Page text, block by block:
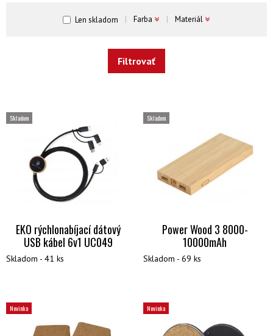
Len skladom Farba Materiál
Skladom
EKO rýchlonabíjací dátový
USB kábel 6v1 UC049
Skladom - 41 ks
Skladom
Power Wood 3 8000-
10000mAh
Skladom - 69 ks
Novinka Novinka